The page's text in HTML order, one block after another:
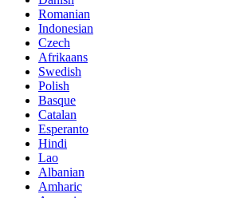
Romanian
Indonesian
Czech
Afrikaans
Swedish
Polish
Basque
Catalan
Esperanto
Hindi
Lao
Albanian
Amharic